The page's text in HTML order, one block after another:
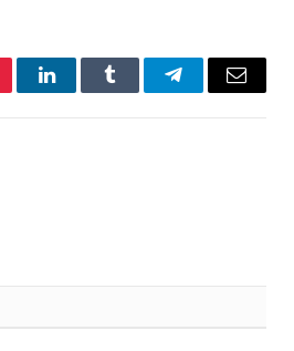
LinkedInTumblr TelegramEmail